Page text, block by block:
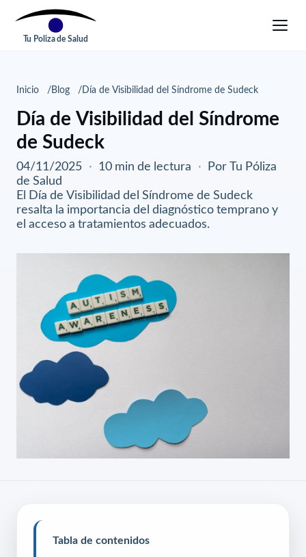
Tu Poliza de Salud
Inicio Blog Día de Visibilidad del Síndrome de Sudeck
Día de Visibilidad del Síndrome
de Sudeck
04/11/2025 · 10 min de lectura ·
Por Tu Póliza
de Salud
El Día de Visibilidad del Síndrome de Sudeck
resalta la importancia del diagnóstico temprano y
el acceso a tratamientos adecuados.
Tabla de contenidos